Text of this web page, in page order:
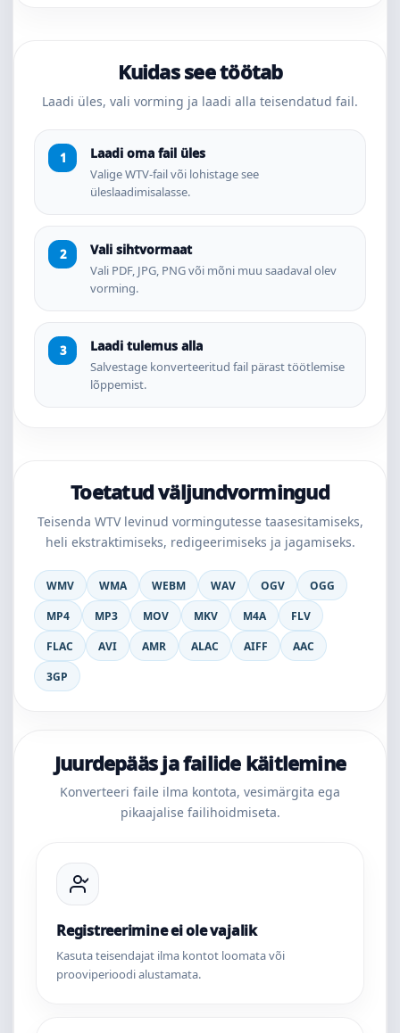
Kuidas see töötab
Laadi üles, vali vorming ja laadi alla teisendatud fail.
Laadi oma fail üles
Valige WTV-fail või lohistage see
üleslaadimisalasse.
Vali sihtvormaat
Vali PDF, JPG, PNG või mõni muu saadaval olev
vorming.
Laadi tulemus alla
Salvestage konverteeritud fail pärast töötlemise
lõppemist.
Toetatud väljundvormingud
Teisenda WTV levinud vormingutesse taasesitamiseks,
heli ekstraktimiseks, redigeerimiseks ja jagamiseks.
WMV WMA WEBM WAV OGV
OGG
MP4
MP3 MOV MKV M4A
FLV
FLAC
AVI AMR ALAC AIFF
AAC
3GP
Juurdepääs ja failide käitlemine
Konverteeri faile ilma kontota, vesimärgita ega
pikaajalise failihoidmiseta.
Registreerimine ei ole vajalik
Kasuta teisendajat ilma kontot loomata või
prooviperioodi alustamata.